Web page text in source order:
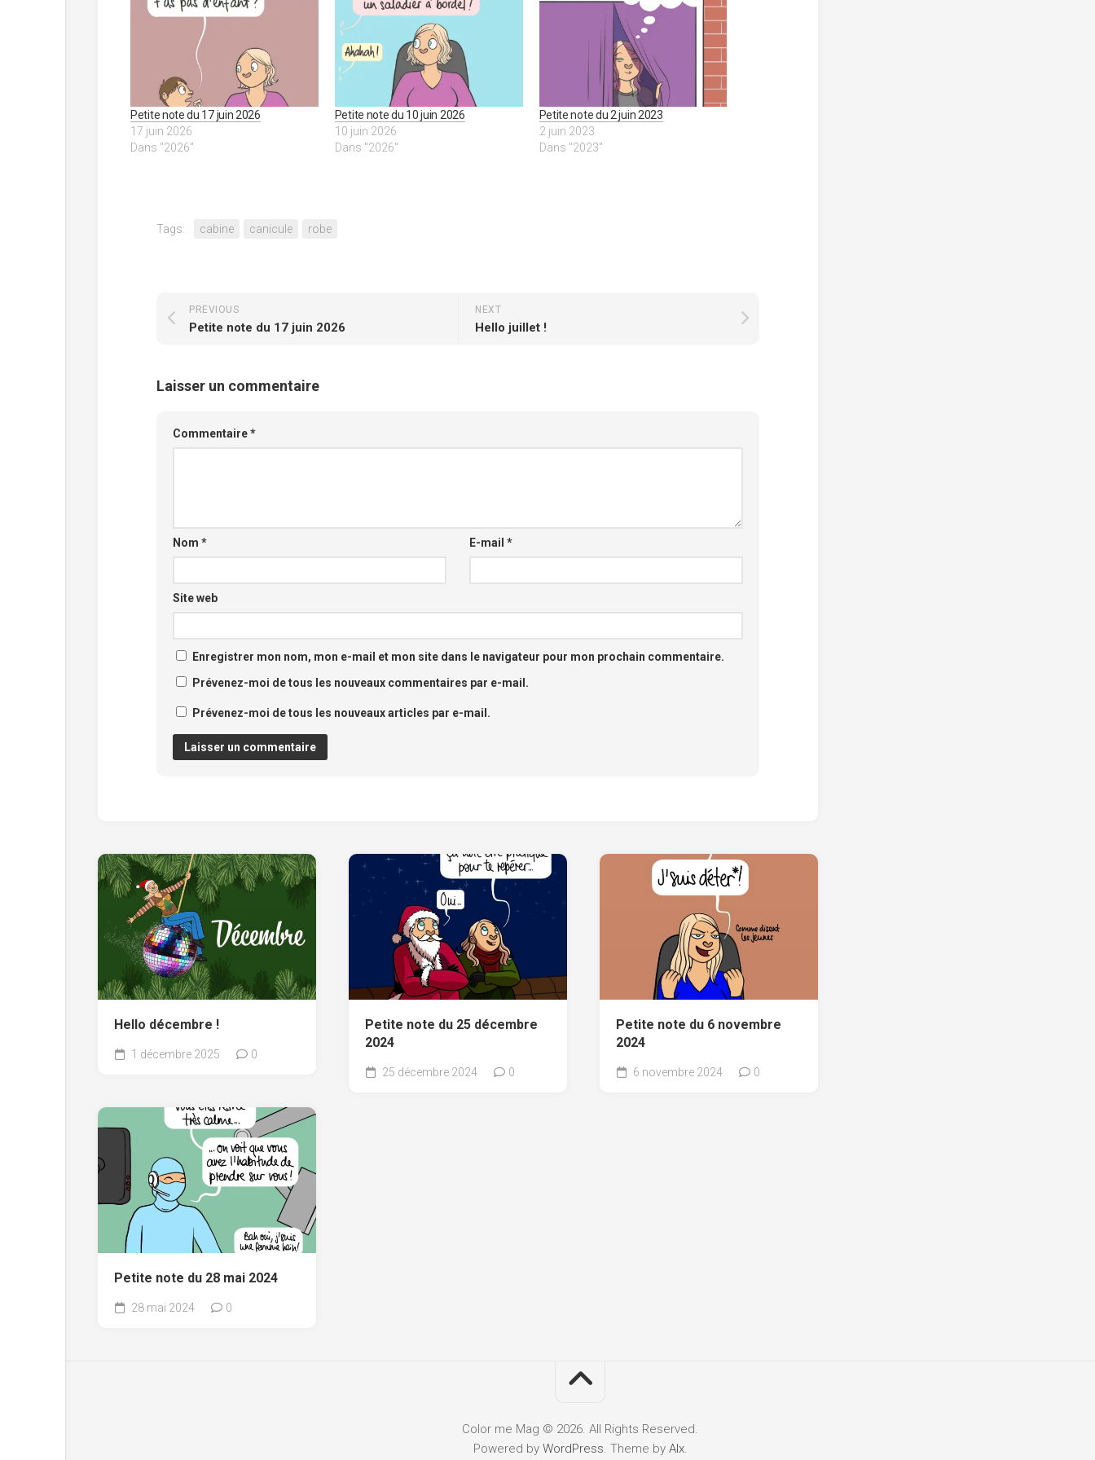
Petite note du 17 juin 2026
17 juin 2026
Dans "2026"
Petite note du 10 juin 2026
10 juin 2026
Dans "2026"
Petite note du 2 juin 2023
2 juin 2023
Dans "2023"
Tags: cabine canicule robe
NEXT
Hello juillet !
PREVIOUS
Petite note du 17 juin 2026
Laisser un commentaire
Commentaire*
Nom * E-mail *
Site web
Enregistrer mon nom, mon e-mail et mon site dans le navigateur pour mon prochain commentaire.
Prévenez-moi de tous les nouveaux commentaires par e-mail.
Prévenez-moi de tous les nouveaux articles par e-mail.
Hello décembre !
1 décembre 2025 0
Petite note du 25 décembre
2024
25 décembre 2024 0
Petite note du 6 novembre
2024
6 novembre 2024 0
Petite note du 28 mai 2024
28 mai 2024 0
Color me Mag © 2026. All Rights Reserved.
Powered by WordPress. Theme by Alx.